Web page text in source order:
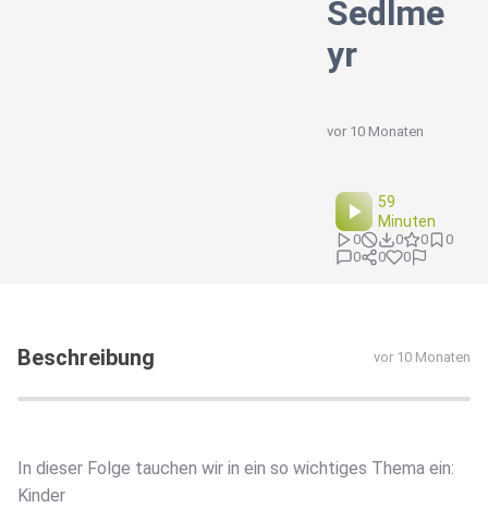
Sedlme
yr
vor 10 Monaten
59
Minuten
0 0 0
0
0
0 0
Beschreibung vor 10 Monaten
In dieser Folge tauchen wir in ein so wichtiges Thema ein:
Kinder